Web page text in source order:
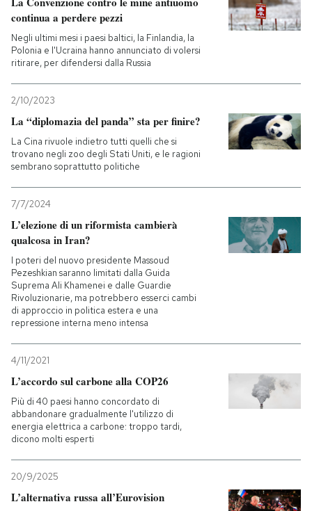
continua a perdere pezzi
Negli ultimi mesi i paesi baltici, la Finlandia, la
Polonia e l'Ucraina hanno annunciato di volersi
ritirare, per difendersi dalla Russia
2/10/2023
La “diplomazia del panda” sta per finire?
La Cina rivuole indietro tutti quelli che si
trovano negli zoo degli Stati Uniti, e le ragioni
sembrano soprattutto politiche
7/7/2024
L’elezione di un riformista cambierà
qualcosa in Iran?
I poteri del nuovo presidente Massoud
Pezeshkian saranno limitati dalla Guida
Suprema Ali Khamenei e dalle Guardie
Rivoluzionarie, ma potrebbero esserci cambi
di approccio in politica estera e una
repressione interna meno intensa
4/11/2021
L’accordo sul carbone alla COP26
Più di 40 paesi hanno concordato di
abbandonare gradualmente l'utilizzo di
energia elettrica a carbone: troppo tardi,
dicono molti esperti
20/9/2025
L’alternativa russa all’Eurovision